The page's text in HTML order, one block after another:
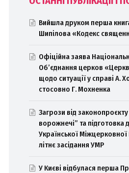
Вийшла друком перша
Шипілова «Кодекс
Офіційна заява
Об’єднання церков
щодо ситуації у справі А.
стосовно Г. Мохненка
Загрози від
ворожнечі” та підготовка
Української Міжцерковної
літнє засідання УМР
У Києві відбулася перша